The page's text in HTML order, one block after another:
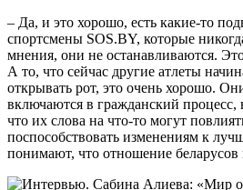
– Да, и это хорошо, есть какие-то
спортсмены SOS.BY, которые
мнения, они не останавливаются.
А то, что сейчас другие атлеты
открывать рот, это очень хорошо.
включаются в гражданский
что их слова на что-то могут
поспособствовать изменениям к
понимают, что отношение беларусов